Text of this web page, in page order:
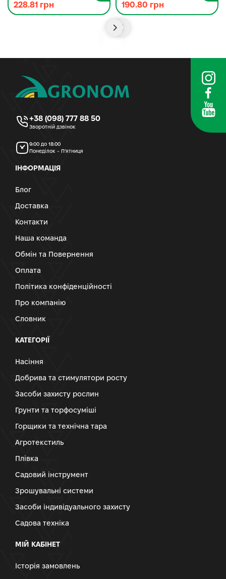
228.81 грн 190.80 грн
+38 (098) 777 88 50
Зворотній дзвінок
9:00 до 18:00
Понеділок - П’ятниця
ІНФОРМАЦІЯ
Блог
Доставка
Контакти
Наша команда
Обмін та Повернення
Оплата
Політика конфіденційності
Про компанію
Словник
КАТЕГОРІЇ
Насіння
Добрива та стимулятори росту
Засоби захисту рослин
Грунти та торфосуміші
Горщики та технічна тара
Агротекстиль
Плівка
Садовий інструмент
Зрошувальні системи
Засоби індивідуального захисту
Садова техніка
МІЙ КАБІНЕТ
Історія замовлень